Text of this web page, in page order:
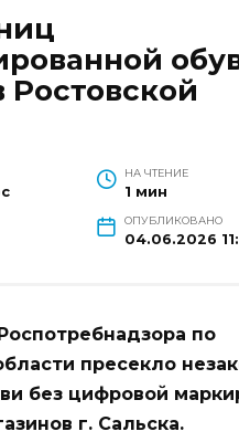
Ростовской
НА ЧТЕНИЕ
1 мин
ОПУБЛИКОВАНО
04.06.2026
по
пресекло
без цифровой
г. Сальска.